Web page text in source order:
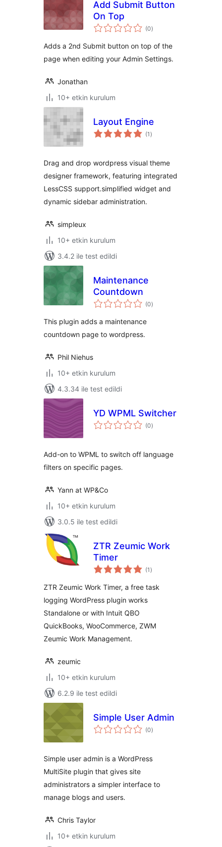
Add Submit Button
On Top
(0toplam
puan
)
Adds a 2nd Submit button on top of the
page when editing your Admin Settings.
Jonathan
10+ etkin kurulum
Layout Engine
(1 toplam
puan
)
Drag and drop wordpress visual theme
designer framework, featuring integrated
LessCSS support.simplified widget and
dynamic sidebar administration.
simpleux
10+ etkin kurulum
3.4.2 ile test edildi
Maintenance
Countdown
(0toplam
puan
)
This plugin adds a maintenance
countdown page to wordpress.
Phil Niehus
10+ etkin kurulum
4.3.34 ile test edildi
YD WPML Switcher
(0toplam
puan
)
Add-on to WPML to switch off language
filters on specific pages.
Yann at WP&Co
10+ etkin kurulum
3.0.5 ile test edildi
ZTR Zeumic Work
Timer
(1 toplam
puan
)
ZTR Zeumic Work Timer, a free task
logging WordPress plugin works
Standalone or with Intuit QBO
QuickBooks, WooCommerce, ZWM
Zeumic Work Management.
zeumic
10+ etkin kurulum
6.2.9 ile test edildi
Simple User Admin
(0toplam
puan
)
Simple user admin is a WordPress
MultiSite plugin that gives site
administrators a simpler interface to
manage blogs and users.
Chris Taylor
10+ etkin kurulum